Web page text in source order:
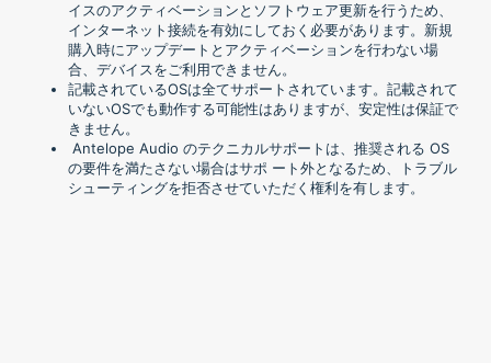
イスのアクティベーションとソフトウェア更新を行うため、
インターネット接続を有効にしておく必要があります。新規
購入時にアップデートとアクティベーションを行わない場
合、デバイスをご利用できません。
記載されているOSは全てサポートされています。記載されて
いないOSでも動作する可能性はありますが、安定性は保証で
きません。
Antelope Audio のテクニカルサポートは、推奨される OS
の要件を満たさない場合はサポ ート外となるため、トラブル
シューティングを拒否させていただく権利を有します。